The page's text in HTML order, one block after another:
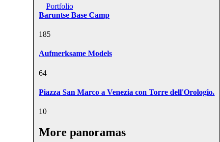
Portfolio
Baruntse Base Camp
185
Aufmerksame Models
64
Piazza San Marco a Venezia con Torre dell'Orologio.
10
More panoramas